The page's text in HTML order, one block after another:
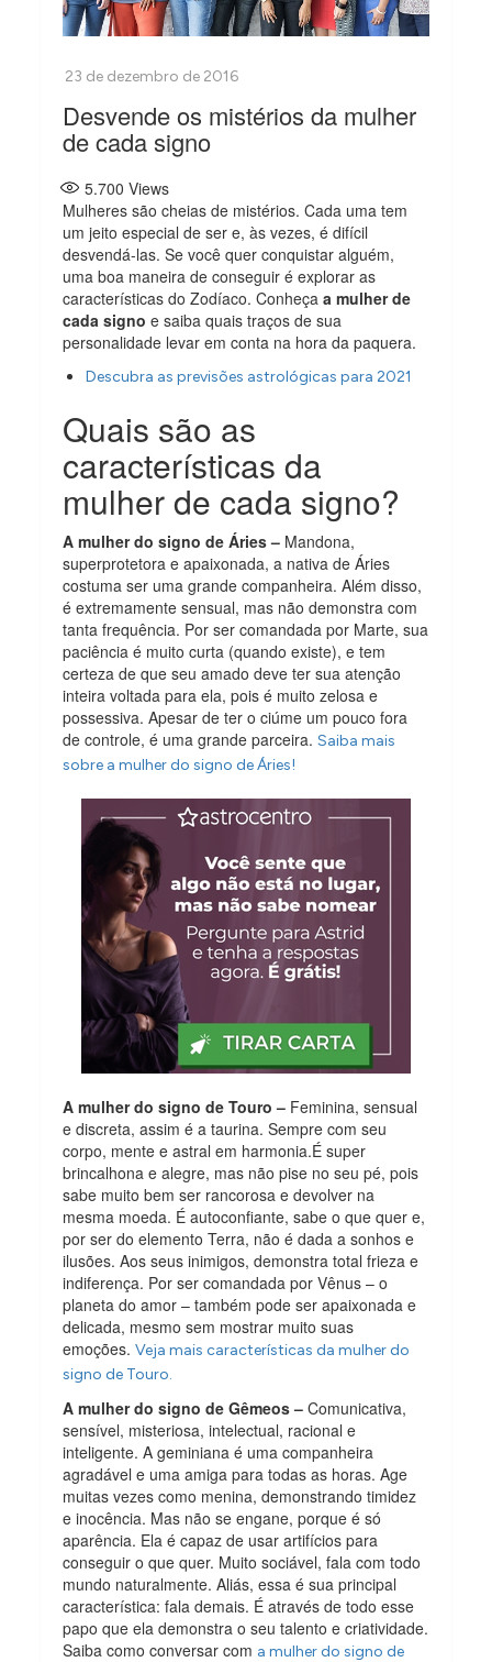
Desvende os mistérios da mulher
de cada signo
5.700 Views
Mulheres são cheias de mistérios. Cada uma tem
um jeito especial de ser e, às vezes, é difícil
desvendá-las. Se você quer conquistar alguém,
uma boa maneira de conseguir é explorar as
características do Zodíaco. Conheçaa mulher de
cada signo e saiba quais traços de sua
personalidade levar em conta na hora da paquera.
Descubra as previsões astrológicas para 2021
Quais são as
características da
mulher de cada signo?
A mulher do signo de Áries – Mandona,
superprotetora e apaixonada, a nativa de Áries
costuma ser uma grande companheira. Além disso,
é extremamente sensual, mas não demonstra com
tanta frequência. Por ser comandada por Marte, sua
paciência é muito curta (quando existe), e tem
certeza de que seu amado deve ter sua atenção
inteira voltada para ela, pois é muito zelosa e
possessiva. Apesar de ter o ciúme um pouco fora
de controle, é uma grande parceira.Saiba mais
sobre a mulher do signo de Áries!
A mulher do signo de Touro – Feminina, sensual
e discreta, assim é a taurina. Sempre com seu
corpo, mente e astral em harmonia.É super
brincalhona e alegre, mas não pise no seu pé, pois
sabe muito bem ser rancorosa e devolver na
mesma moeda. É autoconfiante, sabe o que quer e,
por ser do elemento Terra, não é dada a sonhos e
ilusões. Aos seus inimigos, demonstra total frieza e
indiferença. Por ser comandada por Vênus – o
planeta do amor – também pode ser apaixonada e
delicada, mesmo sem mostrar muito suas
emoções.Veja mais características da mulher do
signo de Touro.
A mulher do signo de Gêmeos – Comunicativa,
sensível, misteriosa, intelectual, racional e
inteligente. A geminiana é uma companheira
agradável e uma amiga para todas as horas. Age
muitas vezes como menina, demonstrando timidez
e inocência. Mas não se engane, porque é só
aparência. Ela é capaz de usar artifícios para
conseguir o que quer. Muito sociável, fala com todo
mundo naturalmente. Aliás, essa é sua principal
característica: fala demais. É através de todo esse
papo que ela demonstra o seu talento e criatividade.
Saiba como conversar com a mulher do signo de